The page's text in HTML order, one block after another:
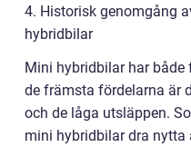
4. Historisk genomgång
hybridbilar
Mini hybridbilar har både
de främsta fördelarna är
och de låga utsläppen.
mini hybridbilar dra